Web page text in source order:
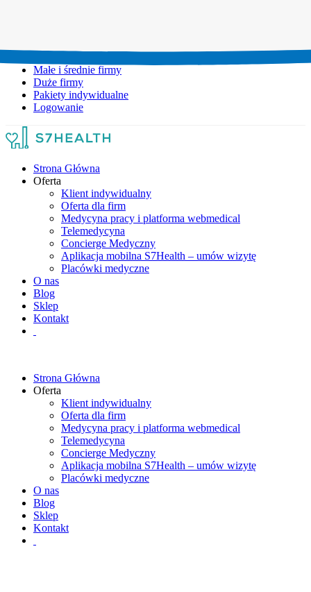
Małe i średnie firmy
Duże firmy
Pakiety indywidualne
Logowanie
Strona Główna
Oferta
Klient indywidualny
Oferta dla firm
Medycyna pracy i platforma webmedical
Telemedycyna
Concierge Medyczny
Aplikacja mobilna S7Health – umów wizytę
Placówki medyczne
O nas
Blog
Sklep
Kontakt
Strona Główna
Oferta
Klient indywidualny
Oferta dla firm
Medycyna pracy i platforma webmedical
Telemedycyna
Concierge Medyczny
Aplikacja mobilna S7Health – umów wizytę
Placówki medyczne
O nas
Blog
Sklep
Kontakt